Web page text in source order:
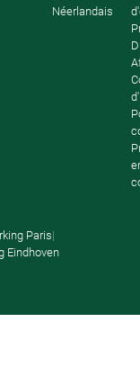
Néerlandais
Paris|
Eindhoven